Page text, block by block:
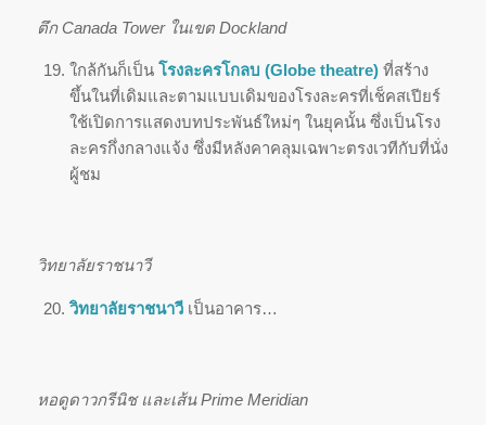
ตึก Canada Tower ในเขต Dockland
ใกล้กันก็เป็น โรงละครโกลบ (Globe theatre)ที่สร้าง
ขึ้นในที่เดิมและตามแบบเดิมของโรงละครที่เช็คสเปียร์
ใช้เปิดการแสดงบทประพันธ์ใหม่ๆ ในยุคนั้น ซึ่งเป็นโรง
ละครกึ่งกลางแจ้ง ซึ่งมีหลังคาคลุมเฉพาะตรงเวทีกับที่นั่ง
ผู้ชม
วิทยาลัยราชนาวี
วิทยาลัยราชนาวีเป็นอาคาร…
หอดูดาวกรีนิช และเส้น Prime Meridian